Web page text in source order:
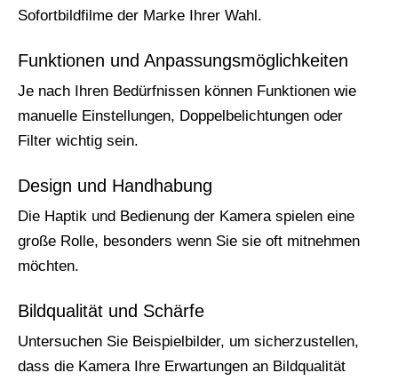
Sofortbildfilme der Marke Ihrer Wahl.
Funktionen und Anpassungsmöglichkeiten
Je nach Ihren Bedürfnissen können Funktionen wie
manuelle Einstellungen, Doppelbelichtungen oder
Filter wichtig sein.
Design und Handhabung
Die Haptik und Bedienung der Kamera spielen eine
große Rolle, besonders wenn Sie sie oft mitnehmen
möchten.
Bildqualität und Schärfe
Untersuchen Sie Beispielbilder, um sicherzustellen,
dass die Kamera Ihre Erwartungen an Bildqualität